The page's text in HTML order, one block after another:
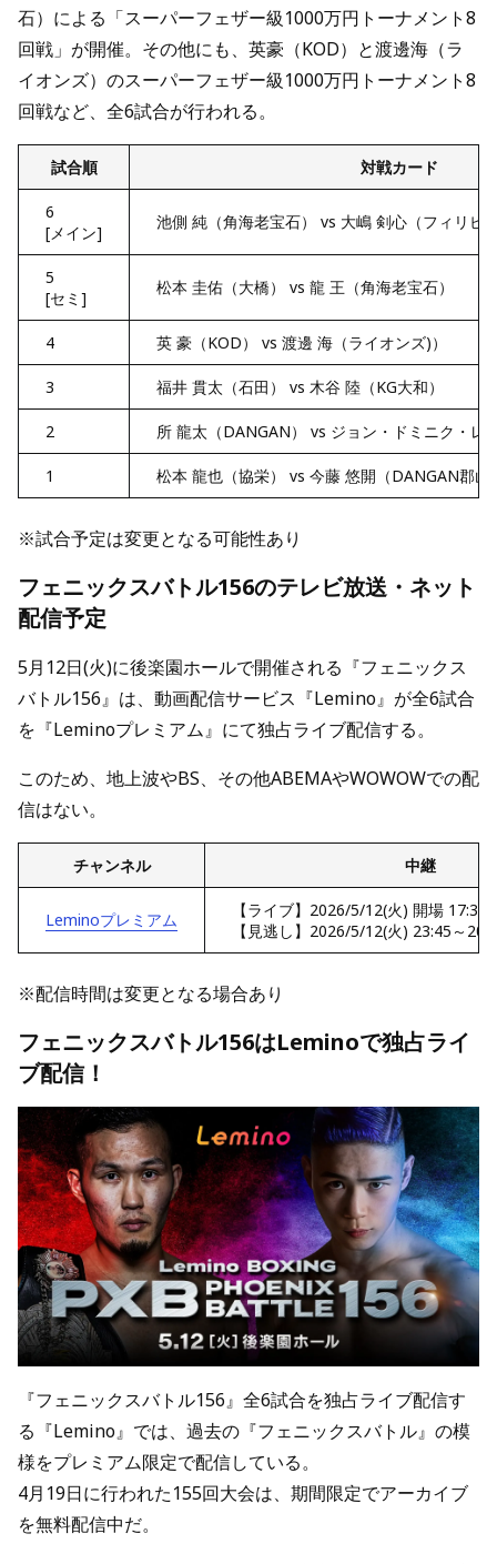
石）による「スーパーフェザー級1000万円トーナメント8
回戦」が開催。その他にも、英豪（KOD）と渡邊海（ラ
イオンズ） のスーパーフェザー級1000万円トーナメント8
回戦など、全6試合が行われる。
試合順 対戦カード
6
[メイン]
池側 純（角海老宝石） vs 大嶋 剣心（フィリピ
5
[セミ]
松本 圭佑（大橋） vs 龍 王（角海老宝石）
4 英 豪（KOD） vs 渡邊 海（ライオンズ)）
3 福井 貫太（石田） vs 木谷 陸（KG大和）
2 所 龍太（DANGAN） vs ジョン・ドミニク・レ
1 松本 龍也（協栄） vs 今藤 悠開（DANGAN郡山
※試合予定は変更となる可能性あり
フェニックスバトル156のテレビ放送・ネット
配信予定
5月12日(火)に後楽園ホールで開催される『フェニックス
バトル156』は、動画配信サービス『Lemino』が全6試合
を『Leminoプレミアム』にて独占ライブ配信する。
このため、地上波やBS、その他ABEMAやWOWOWでの配
信はない。
チャンネル 中継
Leminoプレミアム
【ライブ】2026/5/12(火) 開場 17:35
【見逃し】2026/5/12(火) 23:45～
※配信時間は変更となる場合あり
フェニックスバトル156はLeminoで独占ライ
ブ配信！
『フェニックスバトル156』全6試合を独占ライブ配信す
る『Lemino』では、過去の『フェニックスバトル』の模
様をプレミアム限定で配信している。
4月19日に行われた155回大会は、期間限定でアーカイブ
を無料配信中だ。